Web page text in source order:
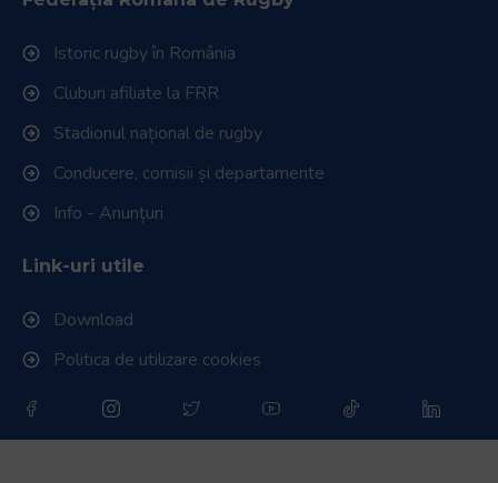
Istoric rugby în România
Cluburi afiliate la FRR
Stadionul național de rugby
Conducere, comisii și departamente
Info - Anunțuri
Link-uri utile
Download
Politica de utilizare cookies